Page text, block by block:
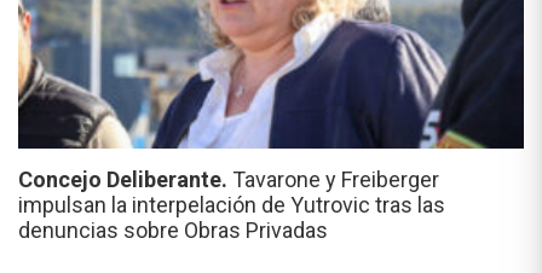
Concejo Deliberante. Tavarone y Freiberger
impulsan la interpelación de Yutrovic tras las
denuncias sobre Obras Privadas